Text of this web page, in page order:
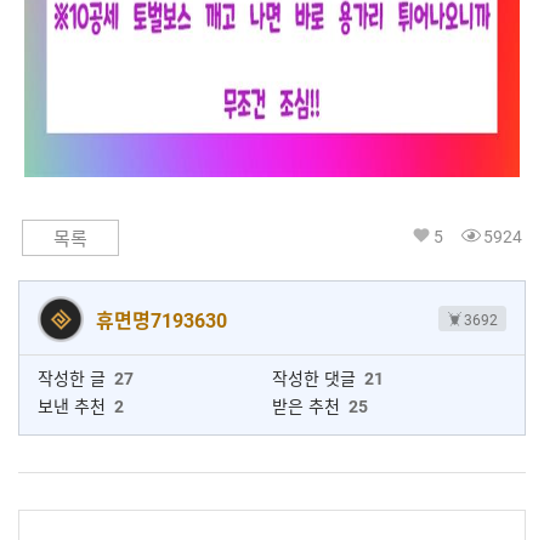
목록 5 5924
휴면명7193630 3692
작성한 글 27 작성한 댓글 21
보낸 추천 2 받은 추천 25